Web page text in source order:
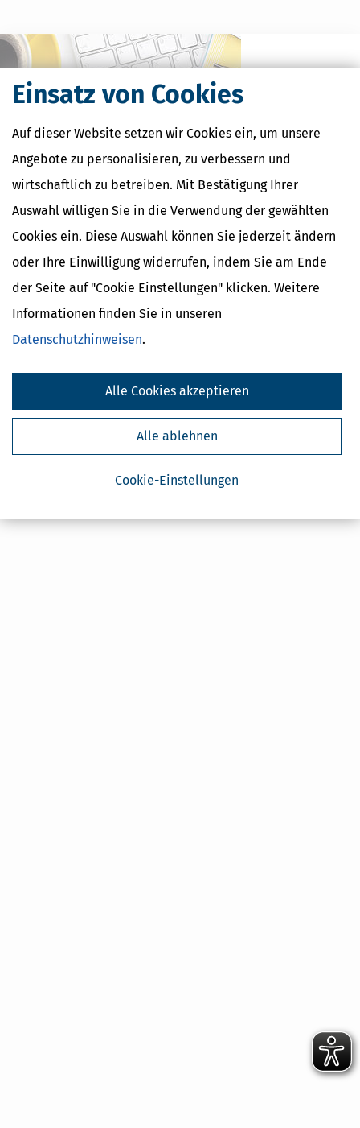
Einsatz von Cookies
Auf dieser Website setzen wir Cookies ein, um unsere
Angebote zu personalisieren, zu verbessern und
wirtschaftlich zu betreiben. Mit Bestätigung Ihrer
Auswahl willigen Sie in die Verwendung der gewählten
Cookies ein. Diese Auswahl können Sie jederzeit ändern
oder Ihre Einwilligung widerrufen, indem Sie am Ende
der Seite auf "Cookie Einstellungen" klicken. Weitere
Informationen finden Sie in unseren
Datenschutzhinweisen.
Cookie-Einstellungen
Alle ablehnen
Alle Cookies akzeptieren
Kostenlose Steuertipps & News
Steuertipps
Geldtipps
Ja, ich möchte die kostenlosen Newsletter
Meine Einwilligung kann ich jederzeit durch